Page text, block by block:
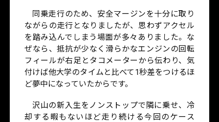
同乗走行のため、安全マージンを十分に取り
ながらの走行となりましたが、思わずアクセル
を踏み込んでしまう場面が多々ありました。な
ぜなら、抵抗が少なく滑らかなエンジンの回転
フィールが右足とタコメーターから伝わり、気
付けば他大学のタイムと比べて1秒差をつけるほ
ど夢中になっていたからです。
沢山の新入生をノンストップで隣に乗せ、冷
却する暇もないほど走り続ける今回のケース